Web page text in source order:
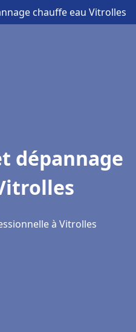
chauffe eau Vitrolles
dépannage
à Vitrolles